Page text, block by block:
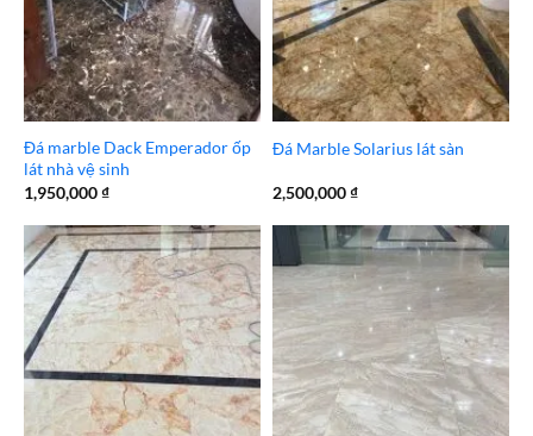
Đá marble Dack Emperador ốp
lát nhà vệ sinh
1,950,000₫
Đá Marble Solarius lát sàn
2,500,000₫